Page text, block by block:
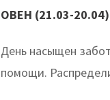
ОВЕН (21.03-20.04)
День насыщен
помощи.